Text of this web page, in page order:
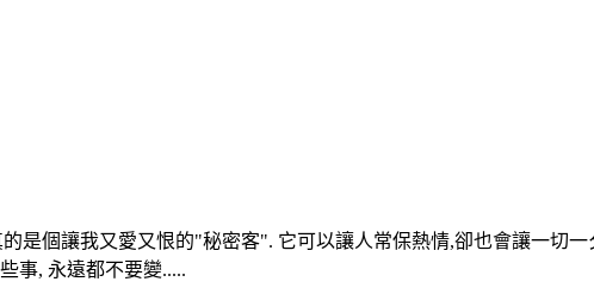
是個讓我又愛又恨的"秘密客". 它可以讓人常保熱情,卻也會讓一切
事, 永遠都不要變.....